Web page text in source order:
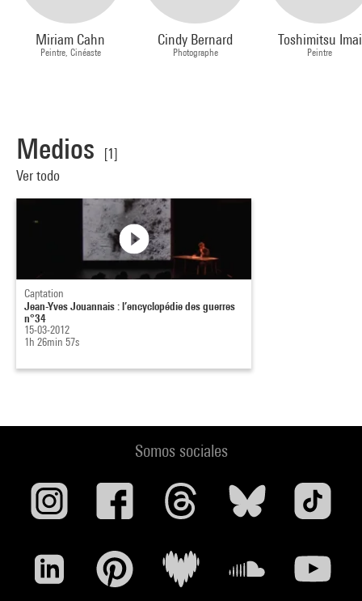
Miriam Cahn
Peintre, Cinéaste
Cindy Bernard
Photographe
Toshimitsu Imai
Peintre
Medios
[1]
Ver todo
Captation
Jean-Yves Jouannais : l’encyclopédie des guerres
n°34
15-03-2012
1h 26min 57s
Somos sociales